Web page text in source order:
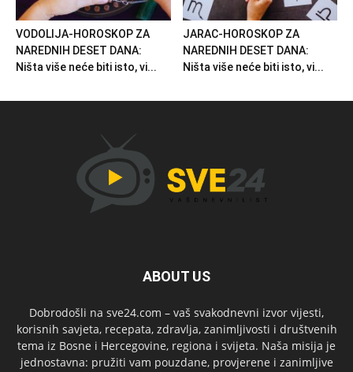
VODOLIJA-HOROSKOP ZA
NAREDNIH DESET DANA:
Ništa više neće biti isto, vi...
JARAC-HOROSKOP ZA
NAREDNIH DESET DANA:
Ništa više neće biti isto, vi...
ABOUT US
Dobrodošli na sve24.com – vaš svakodnevni izvor vijesti,
korisnih savjeta, recepata, zdravlja, zanimljivosti i društvenih
tema iz Bosne i Hercegovine, regiona i svijeta. Naša misija je
jednostavna: pružiti vam pouzdane, provjerene i zanimljive